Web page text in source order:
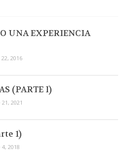
UNA EXPERIENCIA
2016
(PARTE I)
2021
1)
2018